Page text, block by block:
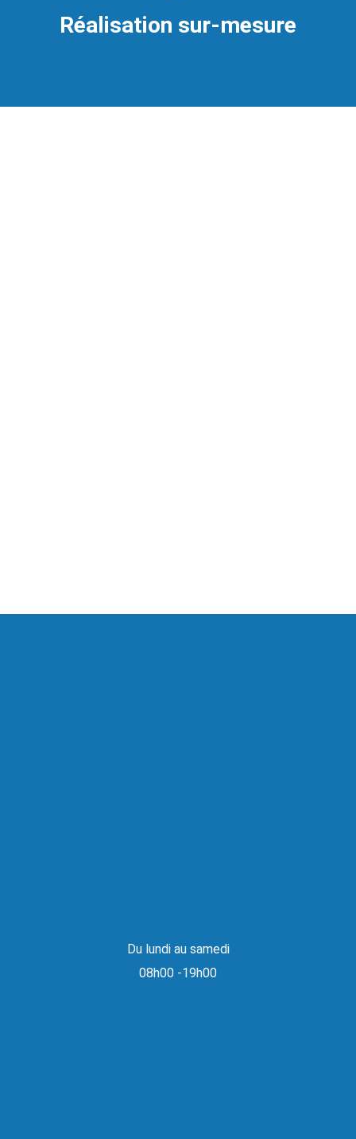
Réalisation sur-mesure
Du lundi au samedi
08h00 -19h00